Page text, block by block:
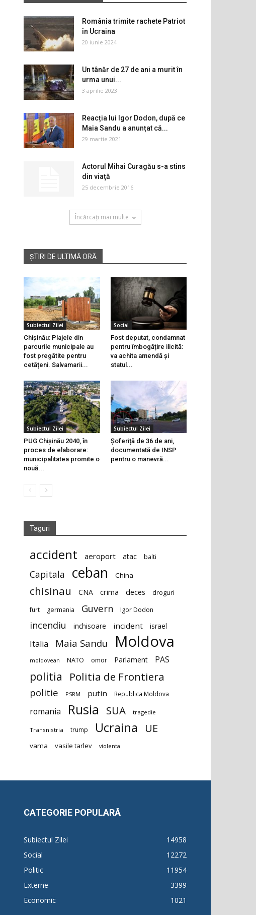
România trimite rachete Patriot
în Ucraina
20 iunie 2024
Un tânăr de 27 de ani a murit în
urma unui...
3 aprilie 2023
Reacția lui Igor Dodon, după ce
Maia Sandu a anunțat că...
29 martie 2021
Actorul Mihai Curagău s-a stins
din viaţă
25 decembrie 2016
Încărcați mai multe
ȘTIRI DE ULTIMĂ ORĂ
Subiectul Zilei
Chișinău: Plajele din
parcurile municipale au
fost pregătite pentru
cetățeni. Salvamarii...
Social
Fost deputat, condamnat
pentru îmbogățire ilicită:
va achita amendă și
statul...
Subiectul Zilei
PUG Chișinău 2040, în
proces de elaborare:
municipalitatea promite o
nouă...
Subiectul Zilei
Șoferiță de 36 de ani,
documentată de INSP
pentru o manevră...
Taguri
accident aeroport atac balti
Capitala ceban China
chisinau CNA crima deces droguri
furt germania Guvern Igor Dodon
incendiu inchisoare incident israel
Italia Maia Sandu Moldova
moldovean NATO omor Parlament PAS
politia Politia de Frontiera
politie PSRM putin Republica Moldova
romania Rusia SUA tragedie
Transnistria trump Ucraina UE
vama vasile tarlev violenta
CATEGORIE POPULARĂ
Subiectul Zilei
14958
Social
12272
Politic
11954
Externe
3399
Economic
1021